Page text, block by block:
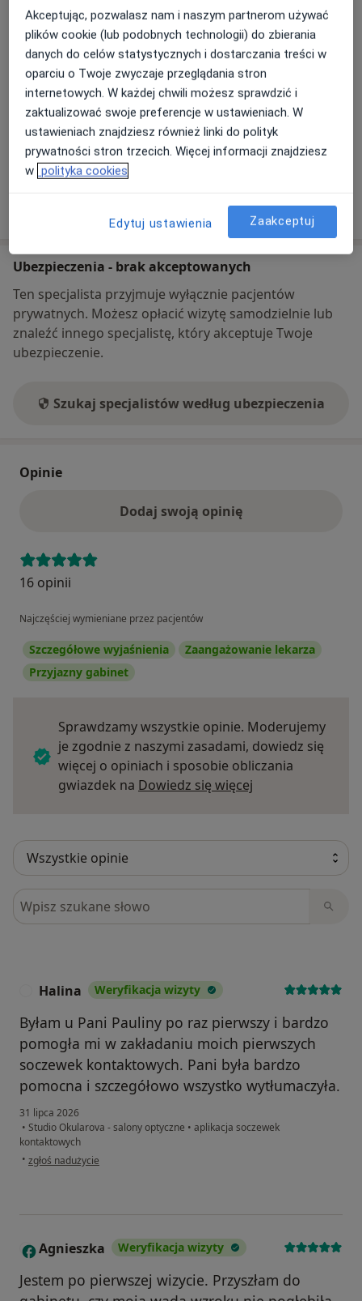
Powiększ mapęotwiera się w nowej karcie
Dostępność
Pokaż kalendarz
Telefon
530 44...Pokaż numer telefonu
o adresie
Ubezpieczenia - brak akceptowanych
Ten specjalista przyjmuje wyłącznie pacjentów
prywatnych. Możesz opłacić wizytę samodzielnie lub
znaleźć innego specjalistę, który akceptuje Twoje
ubezpieczenie.
Szukaj specjalistów według ubezpieczenia
Opinie
Dodaj swoją opinię
16 opinii
Najczęściej wymieniane przez pacjentów
Szczegółowe wyjaśnienia
Zaangażowanie lekarza
Przyjazny gabinet
Sprawdzamy wszystkie opinie. Moderujemy
je zgodnie z naszymi zasadami, dowiedz się
więcej o opiniach i sposobie obliczania
gwiazdek na Dowiedz się więcej
Szukaj w opiniach
Halina Weryfikacja wizyty
Byłam u Pani Pauliny po raz pierwszy i bardzo
pomogła mi w zakładaniu moich pierwszych
soczewek kontaktowych. Pani była bardzo
pomocna i szczegółowo wszystko wytłumaczyła.
31 lipca 2026
• Studio Okularova - salony optyczne • aplikacja soczewek
kontaktowych
• w opinii użytkownika Halina
zgłoś nadużycie
A Agnieszka Weryfikacja wizyty
Jestem po pierwszej wizycie. Przyszłam do
Akceptując, pozwalasz nam i naszym partnerom używać
plików cookie (lub podobnych technologii) do zbierania
danych do celów statystycznych i dostarczania treści w
oparciu o Twoje zwyczaje przeglądania stron
internetowych. W każdej chwili możesz sprawdzić i
zaktualizować swoje preferencje w ustawieniach. W
ustawieniach znajdziesz również linki do polityk
prywatności stron trzecich. Więcej informacji znajdziesz
w polityka cookies
Edytuj ustawienia Zaakceptuj